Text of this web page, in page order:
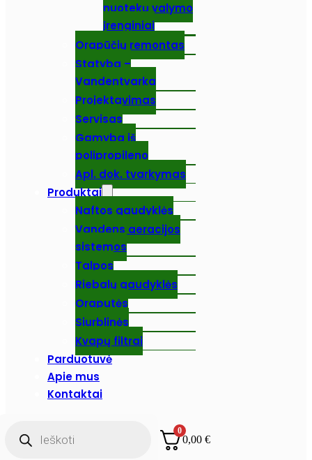
nuotekų valymo
įrenginiai
Orapūčių remontas
Statyba –
Vandentvarka
Projektavimas
Servisas
Gamyba iš
polipropileno
Apl. dok. tvarkymas
Produktai
Naftos gaudyklės
Vandens aeracijos
sistemos
Talpos
Riebalų gaudyklės
Oraputės
Siurblinės
Kvapų filtrai
Parduotuvė
Apie mus
Kontaktai
search
0
0,00€